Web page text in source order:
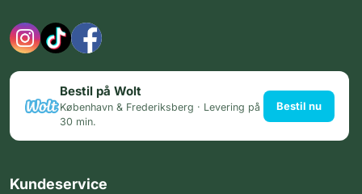
Bestil på Wolt
København & Frederiksberg · Levering på
30 min.
Bestil nu
Kundeservice